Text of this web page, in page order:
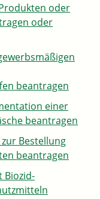
oder
oder
beantragen
einer
beantragen
Bestellung
beantragen
Biozid-